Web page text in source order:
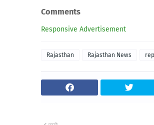
Comments
Responsive Advertisement
Rajasthan Rajasthan News